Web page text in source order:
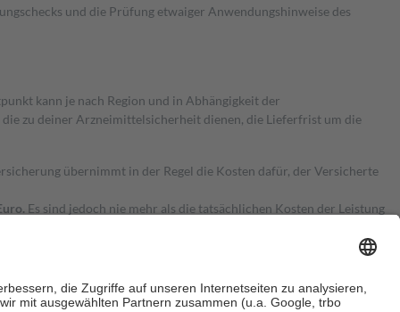
und die Prüfung etwaiger Anwendungshinweise des
kann je nach Region und in Abhängigkeit der
zu deiner Arzneimittelsicherheit dienen, die Lieferfrist um die
übernimmt in der Regel die Kosten dafür, der Versicherte
Es sind jedoch nie mehr als die tatsächlichen Kosten der Leistung
Zuzahlungen an bei: